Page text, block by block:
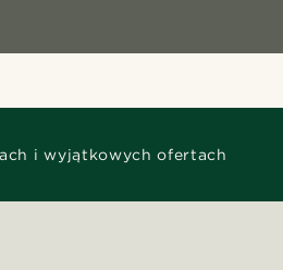
i wyjątkowych ofertach